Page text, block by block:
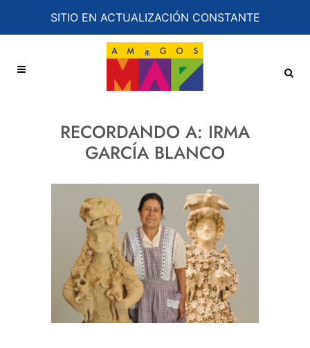
SITIO EN ACTUALIZACIÓN CONSTANTE
RECORDANDO A: IRMA
GARCÍA BLANCO